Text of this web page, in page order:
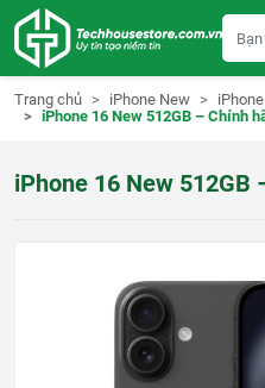
Trang chủ iPhone New
iPhone 16 New 512GB – Chính
iPhone 16 New 512GB